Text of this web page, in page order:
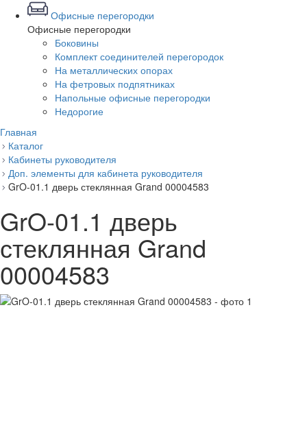
Офисные перегородки
Офисные перегородки
Боковины
Комплект соединителей перегородок
На металлических опорах
На фетровых подпятниках
Напольные офисные перегородки
Недорогие
Главная
Каталог
Кабинеты руководителя
Доп. элементы для кабинета руководителя
GrO-01.1 дверь стеклянная Grand 00004583
GrO-01.1 дверь
стеклянная Grand
00004583